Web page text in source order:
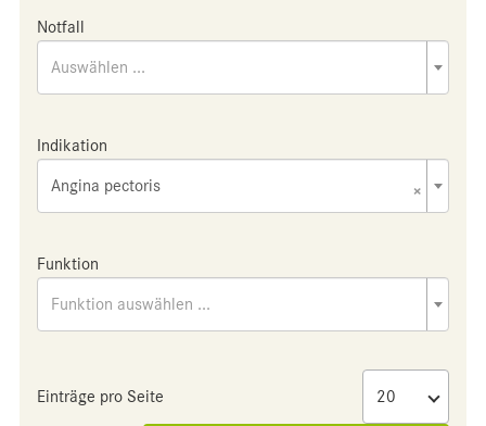
Notfall
Auswählen ...
Indikation
×
Angina pectoris
Funktion
Funktion auswählen ...
Einträge pro Seite